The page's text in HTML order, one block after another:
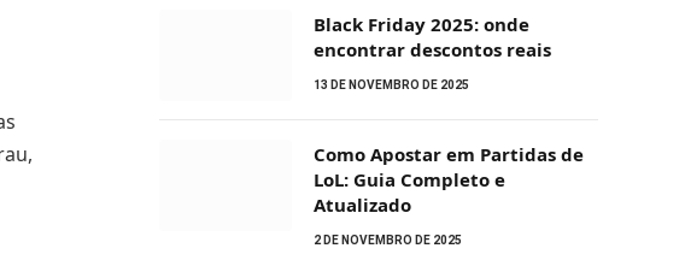
Black Friday 2025: onde
encontrar descontos reais
13 DE NOVEMBRO DE 2025
Como Apostar em Partidas de
LoL: Guia Completo e
Atualizado
2 DE NOVEMBRO DE 2025